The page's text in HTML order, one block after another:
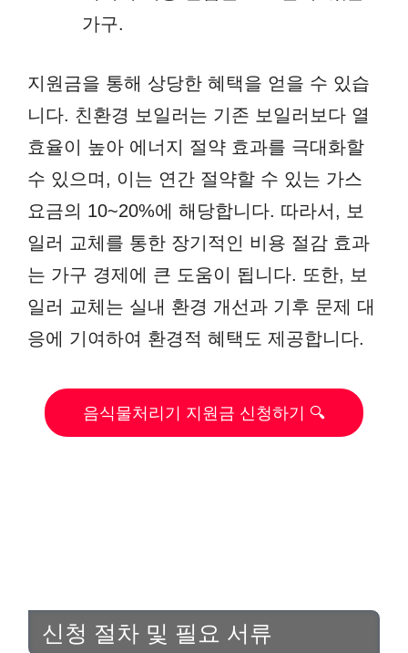
가구.
지원금을 통해 상당한 혜택을 얻을 수 있습
니다. 친환경 보일러는 기존 보일러보다 열
효율이 높아 에너지 절약 효과를 극대화할
수 있으며, 이는 연간 절약할 수 있는 가스
요금의 10~20%에 해당합니다. 따라서, 보
일러 교체를 통한 장기적인 비용 절감 효과
는 가구 경제에 큰 도움이 됩니다. 또한, 보
일러 교체는 실내 환경 개선과 기후 문제 대
응에 기여하여 환경적 혜택도 제공합니다.
음식물처리기 지원금 신청하기 🔍
신청 절차 및 필요 서류